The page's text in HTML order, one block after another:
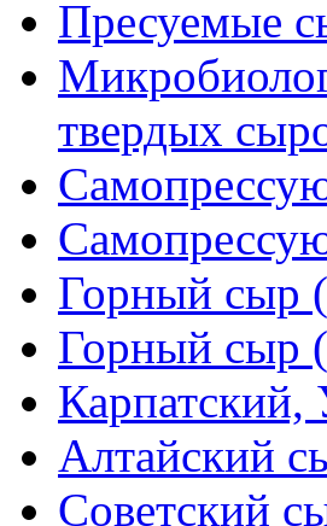
Пресуемые
твердых
Горный сыр
Горный сыр
Алтайский
Советский